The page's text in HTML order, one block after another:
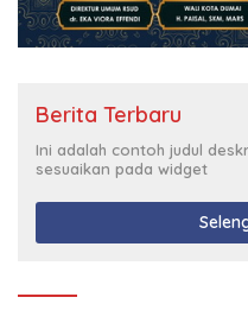
Berita Terbaru
Ini adalah contoh judul
sesuaikan pada widget